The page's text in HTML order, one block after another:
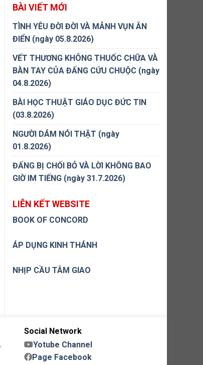
BÀI VIẾT MỚI
TÌNH YÊU ĐỜI ĐỜI VÀ MẢNH VỤN ÂN
ĐIỂN (ngày 05.8.2026)
VẾT THƯƠNG KHÔNG THUỐC CHỮA VÀ
BÀN TAY CỦA ĐẤNG CỨU CHUỘC (ngày
04.8.2026)
BÀI HỌC THUẬT GIÁO DỤC ĐỨC TIN
(03.8.2026)
NGƯỜI DÁM NÓI THẬT (ngày
01.8.2026)
ĐẤNG BỊ CHỐI BỎ VÀ LỜI KHÔNG BAO
GIỜ IM TIẾNG (ngày 31.7.2026)
LIÊN KẾT WEBSITE
BOOK OF CONCORD
ÁP DỤNG KINH THÁNH
NHỊP CẦU TÂM GIAO
Social Network
Yotube Channel
Page Facebook